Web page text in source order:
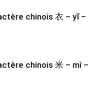
chinois 衣 – yī –
chinois 米 – mǐ –